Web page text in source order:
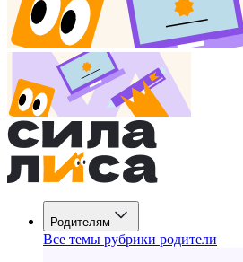
Родителям
Все темы рубрики родители